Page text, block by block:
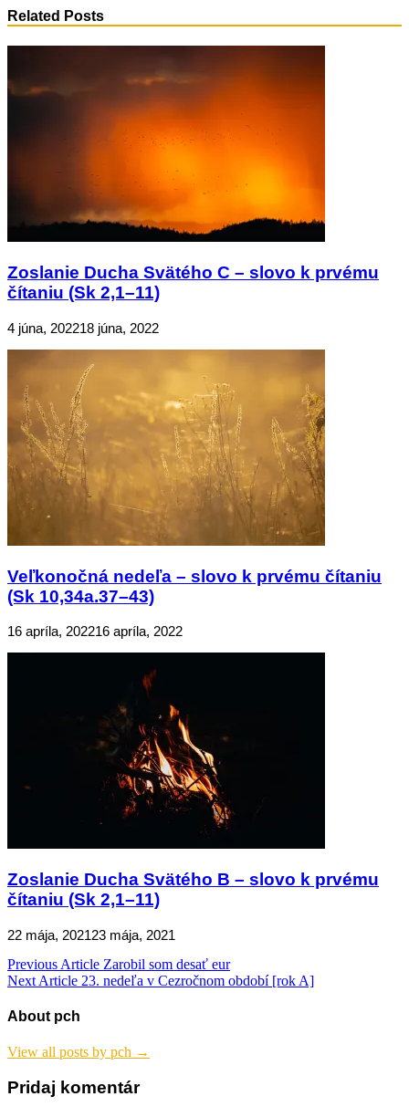
Related Posts
Zoslanie Ducha Svätého C – slovo k prvému
čítaniu (Sk 2,1–11)
4 júna, 202218 júna, 2022
Veľkonočná nedeľa – slovo k prvému čítaniu
(Sk 10,34a.37–43)
16 apríla, 202216 apríla, 2022
Zoslanie Ducha Svätého B – slovo k prvému
čítaniu (Sk 2,1–11)
22 mája, 202123 mája, 2021
Navigácia
v
článku
Previous Article Zarobil som desať eur
Next Article 23. nedeľa v Cezročnom období [rok A]
About pch
View all posts by pch →
Pridaj komentár